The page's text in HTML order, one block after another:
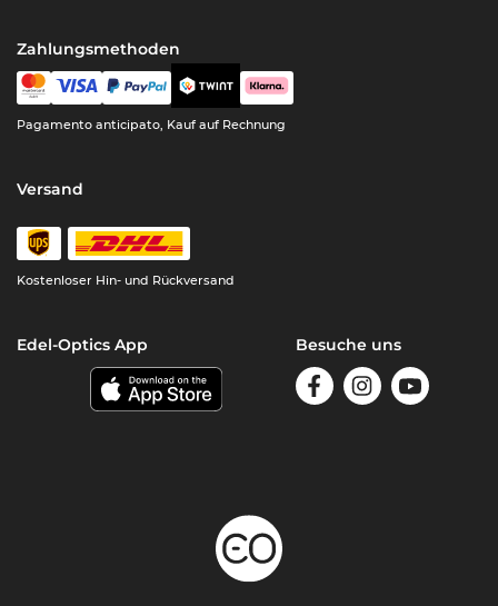
Zahlungsmethoden
Pagamento anticipato, Kauf auf Rechnung
Versand
Kostenloser Hin- und Rückversand
Edel-Optics App Besuche uns